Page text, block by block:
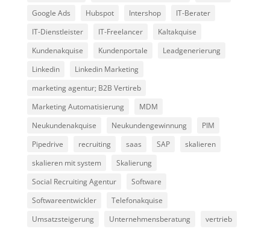
Google Ads
Hubspot Intershop
IT-Berater
IT-Dienstleister
IT-Freelancer
Kaltakquise
Kundenakquise
Kundenportale
Leadgenerierung
Linkedin
Linkedin Marketing
marketing agentur; B2B Vertireb
Marketing Automatisierung
MDM
Neukundenakquise
Neukundengewinnung
PIM
Pipedrive
recruiting saas SAP
skalieren
skalieren mit system
Skalierung
Social Recruiting Agentur
Software
Softwareentwickler
Telefonakquise
Umsatzsteigerung
Unternehmensberatung
vertrieb